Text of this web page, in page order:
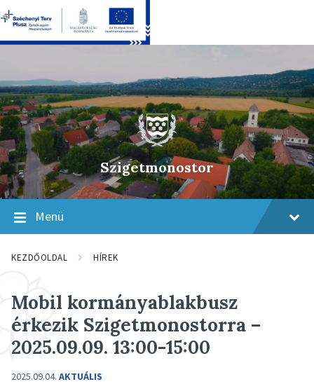
content
main
navigation
footer
Szigetmonostor
Menü
KEZDŐOLDAL HÍREK
Mobil kormányablakbusz
érkezik Szigetmonostorra –
2025.09.09. 13:00-15:00
2025.09.04. AKTUÁLIS